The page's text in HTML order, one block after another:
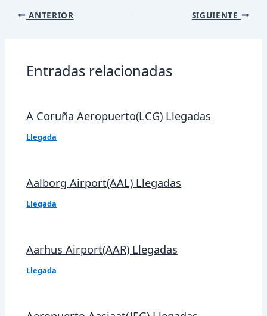
Navegación
ANTERIOR SIGUIENTE
Entradas relacionadas
A Coruña Aeropuerto(LCG) Llegadas
Llegada
Aalborg Airport(AAL) Llegadas
Llegada
Aarhus Airport(AAR) Llegadas
Llegada